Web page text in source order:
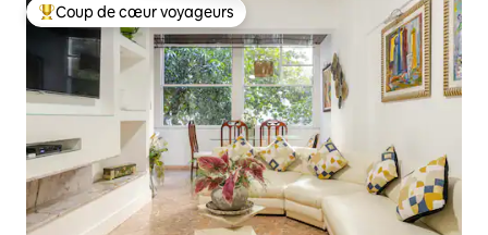
Coup de cœur voyageurs parmi les plus aimés
Coup de cœur voyageurs